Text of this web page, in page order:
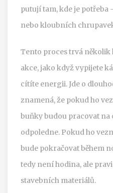
putují tam, kde je potřeba
nebo kloubních
Tento proces trvá
akce, jako když vypijete
cítíte energii. Jde o
znamená, že pokud ho
buňky budou pracovat na
odpoledne. Pokud ho
bude pokračovat během
tedy není hodina, ale
stavebních materiálů.